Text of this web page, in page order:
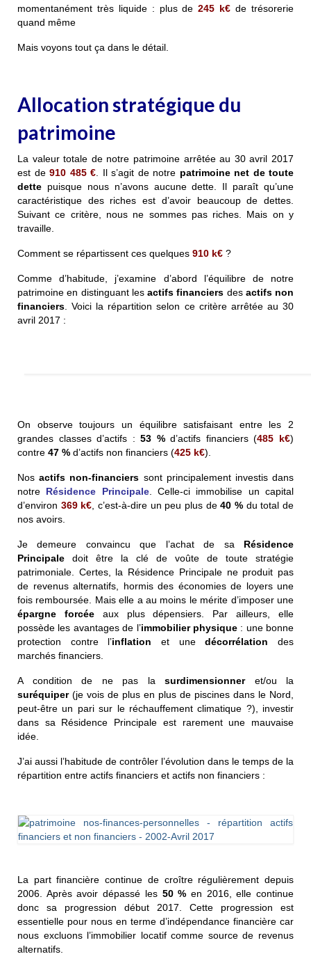
momentanément très liquide : plus de 245 k€de trésorerie
quand même
Mais voyons tout ça dans le détail.
Allocation stratégique du
patrimoine
La valeur totale de notre patrimoine arrêtée au 30 avril 2017
est de 910 485 € . Il s’agit de notre patrimoine net de toute
dette puisque nous n’avons aucune dette. Il paraît qu’une
caractéristique des riches est d’avoir beaucoup de dettes.
Suivant ce critère, nous ne sommes pas riches. Mais on y
travaille.
Comment se répartissent ces quelques 910 k€ ?
Comme d’habitude, j’examine d’abord l’équilibre de notre
patrimoine en distinguant les actifs financiers des actifs non
financiers . Voici la répartition selon ce critère arrêtée au 30
avril 2017 :
On observe toujours un équilibre satisfaisant entre les 2
grandes classes d’actifs : 53 %d’actifs financiers (485 k€)
contre 47 % d’actifs non financiers (425 k€).
Nosactifs non-financiers sont principalement investis dans
notre Résidence Principale. Celle-ci immobilise un capital
d’environ 369 k€ , c’est-à-dire un peu plus de40 % du total de
nos avoirs.
Je demeure convaincu que l’achat de sa Résidence
Principale doit être la clé de voûte de toute stratégie
patrimoniale. Certes, la Résidence Principale ne produit pas
de revenus alternatifs, hormis des économies de loyers une
fois remboursée. Mais elle a au moins le mérite d’imposer une
épargne forcéeaux plus dépensiers. Par ailleurs, elle
possède les avantages de l’immobilier physique: une bonne
protection contre l’inflation et unedécorrélation des
marchés financiers.
A condition de ne pas la surdimensionneret/ou la
suréquiper(je vois de plus en plus de piscines dans le Nord,
peut-être un pari sur le réchauffement climatique ?), investir
dans sa Résidence Principale est rarement une mauvaise
idée.
J’ai aussi l’habitude de contrôler l’évolution dans le temps de la
répartition entre actifs financiers et actifs non financiers :
La part financière continue de croître régulièrement depuis
2006. Après avoir dépassé les 50 % en 2016, elle continue
donc sa progression début 2017. Cette progression est
essentielle pour nous en terme d’indépendance financière car
nous excluons l’immobilier locatif comme source de revenus
alternatifs.